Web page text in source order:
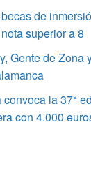
de
superior a 8
Gente de
la 37ª
con 4.000